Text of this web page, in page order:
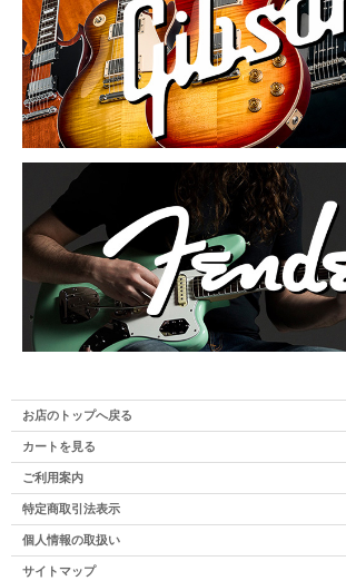
お店のトップへ戻る
カートを見る
ご利用案内
特定商取引法表示
個人情報の取扱い
サイトマップ